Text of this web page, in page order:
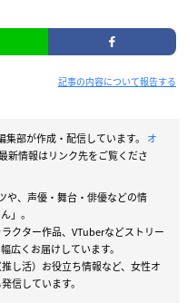
記事の内容について報告する
集部が作成・配信しています。 オ
新情報はリンク先をご覧くださ
や、声優・舞台・俳優などの情
」。
クター作品、VTuberなどストリー
広くお届けしています。
し活）お役立ち情報など、女性オ
信しています。